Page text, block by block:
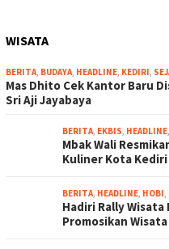
WISATA
BERITA, BUDAYA, HEADLINE, KEDIRI,
Mas Dhito Cek Kantor Baru
Sri Aji Jayabaya
BERITA, EKBIS, HEADLINE,
Mbak Wali
Kuliner Kota Kediri
BERITA, HEADLINE, HOBI,
Hadiri Rally Wisata
Promosikan